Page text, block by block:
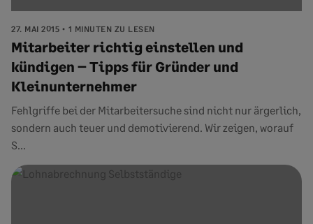
27. MAI 2015 1 MINUTEN ZU LESEN
Mitarbeiter richtig einstellen und
kündigen – Tipps für Gründer und
Kleinunternehmer
Fehlgriffe bei der Mitarbeitersuche sind nicht nur ärgerlich,
sondern auch teuer und demotivierend. Wir zeigen, worauf
S...